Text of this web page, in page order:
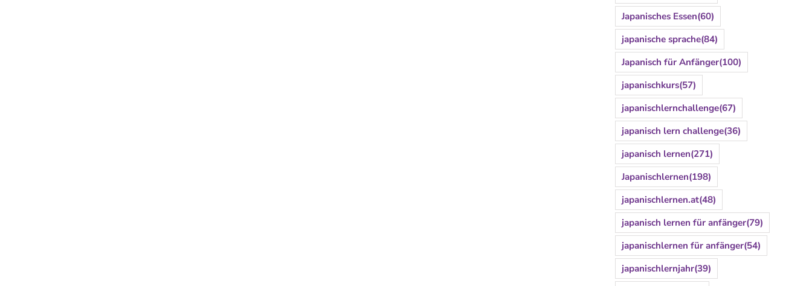
Japanisches Essen(60)
japanische sprache(84)
Japanisch für Anfänger(100)
japanischkurs(57)
japanischlernchallenge(67)
japanisch lern challenge(36)
japanisch lernen(271)
Japanischlernen(198)
japanischlernen.at(48)
japanisch lernen für anfänger(79)
japanischlernen für anfänger(54)
japanischlernjahr(39)